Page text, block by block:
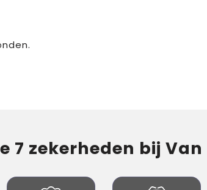
7 zekerheden bij